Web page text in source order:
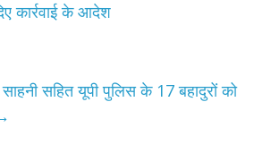
कार्रवाई के आदेश
सहित यूपी पुलिस के 17 बहादुरों को